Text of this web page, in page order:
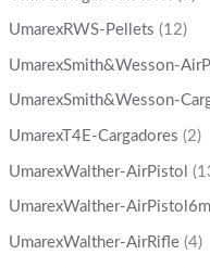
UmarexRWS-Pellets (12)
UmarexSmith&Wesson-
UmarexSmith&Wesson-
UmarexT4E-Cargadores (2)
UmarexWalther-AirPistol
UmarexWalther-
UmarexWalther-AirRifle (4)